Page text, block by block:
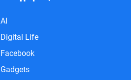
AI
Digital Life
Facebook
Gadgets